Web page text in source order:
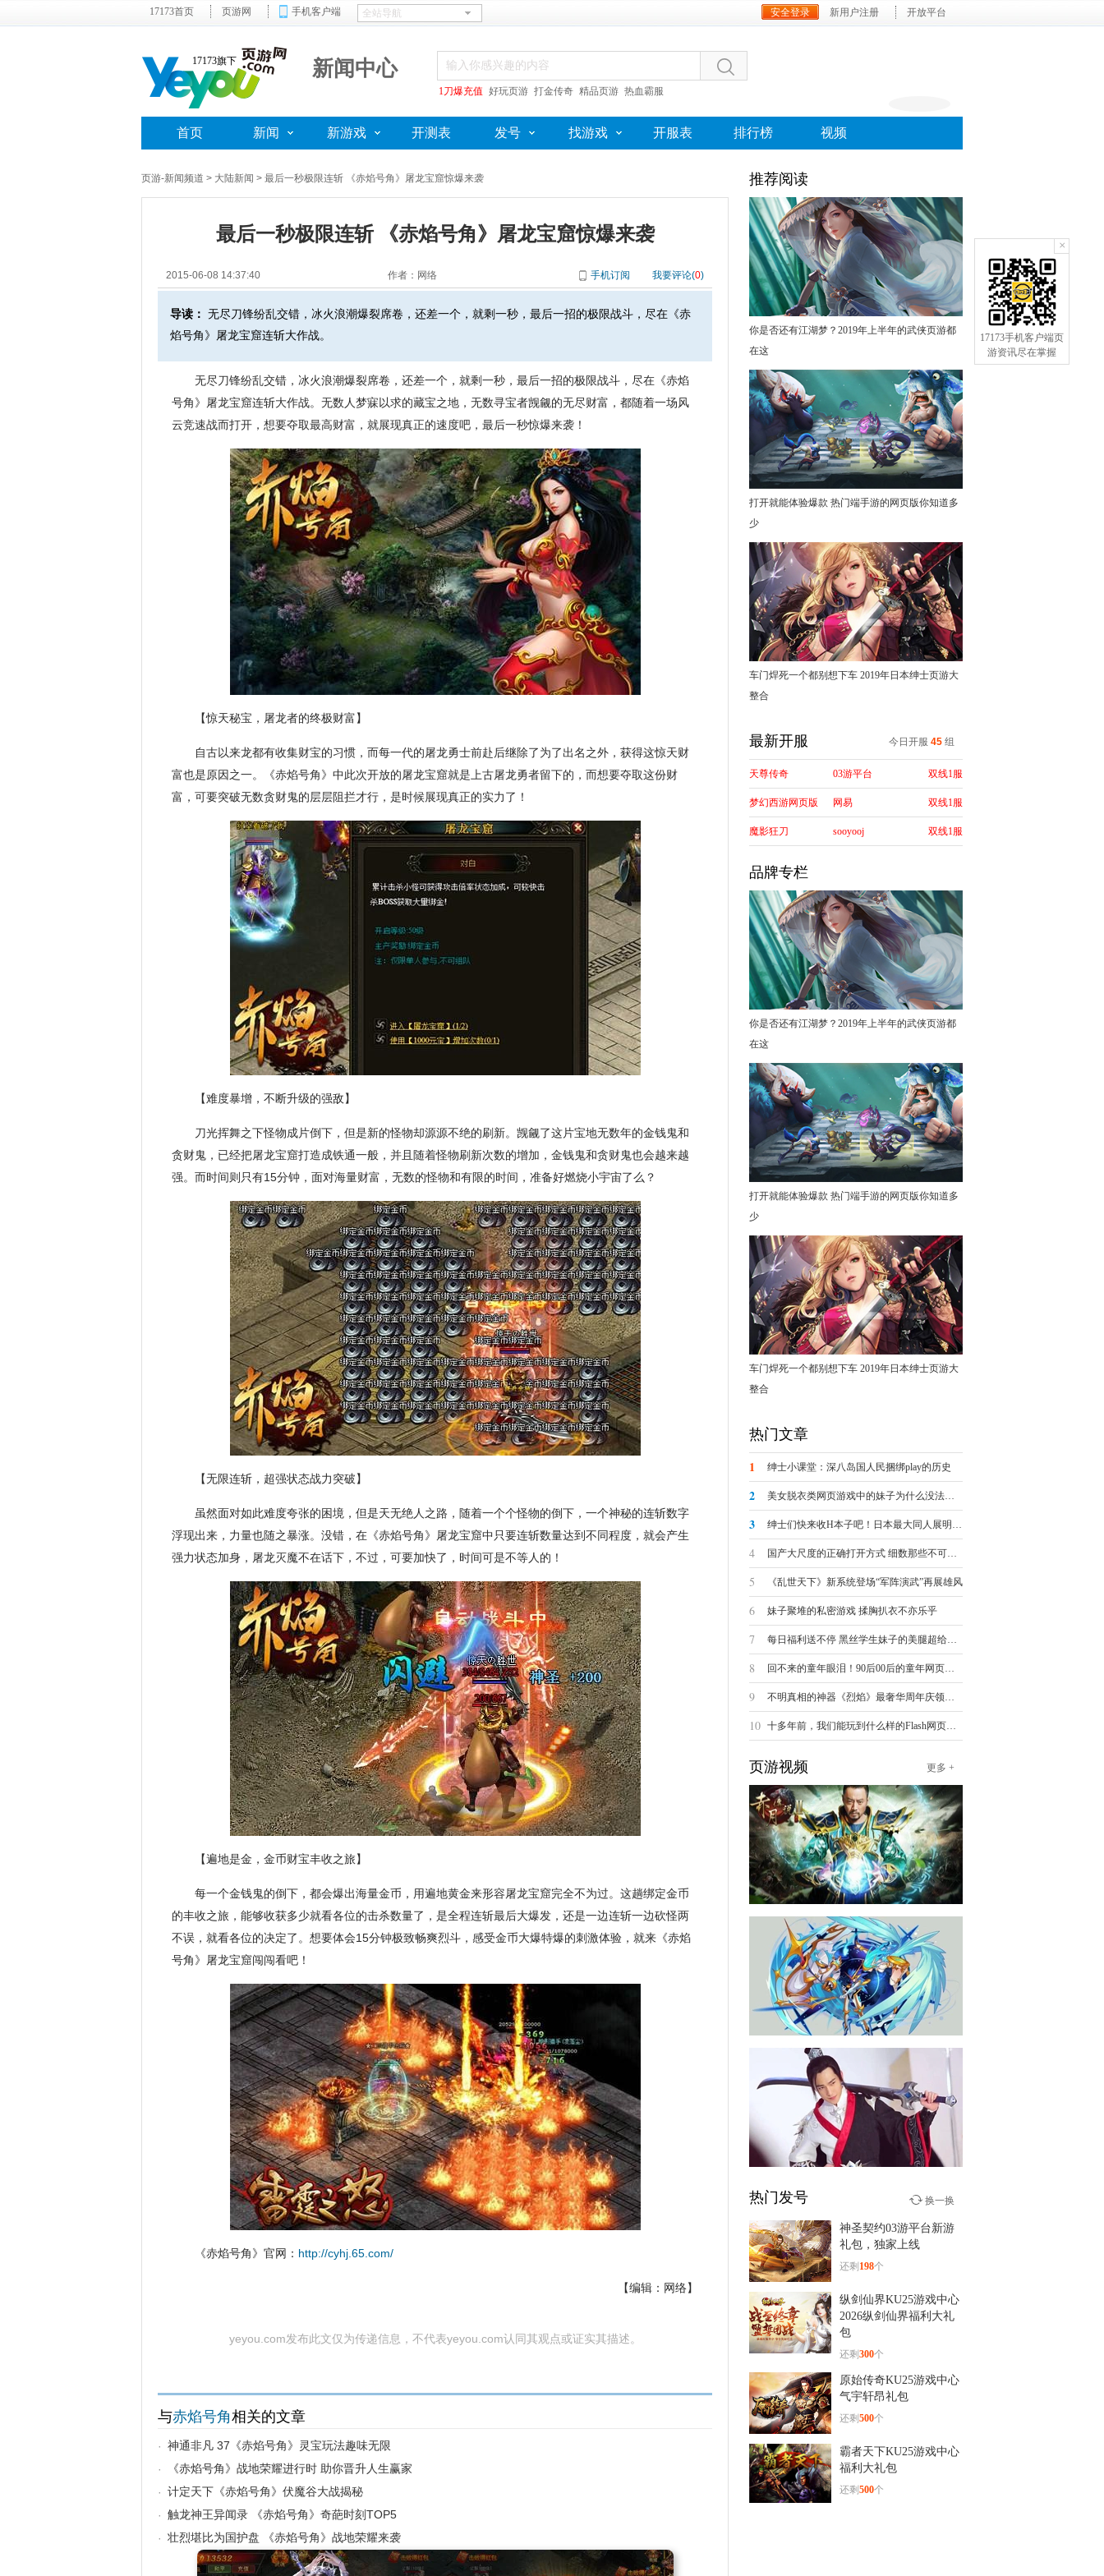
17173首页 页游网 手机客户端 安全登录 新用户注册 开放平台
17173旗下 新闻中心
1刀爆充值 好玩页游 打金传奇 精品页游 热血霸服
首页 新闻 新游戏 开测表 发号 找游戏 开服表 排行榜 视频
页游-新闻频道 > 大陆新闻 > 最后一秒极限连斩 《赤焰号角》屠龙宝窟惊爆来袭
最后一秒极限连斩 《赤焰号角》屠龙宝窟惊爆来袭
2015-06-08 14:37:40 作者：网络 手机订阅 我要评论(0)
导读： 无尽刀锋纷乱交错，冰火浪潮爆裂席卷，还差一个，就剩一秒，最后一招的极限战斗，尽在《赤
焰号角》屠龙宝窟连斩大作战。
无尽刀锋纷乱交错，冰火浪潮爆裂席卷，还差一个，就剩一秒，最后一招的极限战斗，尽在《赤焰
号角》屠龙宝窟连斩大作战。无数人梦寐以求的藏宝之地，无数寻宝者觊觎的无尽财富，都随着一场风
云竞速战而打开，想要夺取最高财富，就展现真正的速度吧，最后一秒惊爆来袭！
【惊天秘宝，屠龙者的终极财富】
自古以来龙都有收集财宝的习惯，而每一代的屠龙勇士前赴后继除了为了出名之外，获得这惊天财
富也是原因之一。《赤焰号角》中此次开放的屠龙宝窟就是上古屠龙勇者留下的，而想要夺取这份财
富，可要突破无数贪财鬼的层层阻拦才行，是时候展现真正的实力了！
【难度暴增，不断升级的强敌】
刀光挥舞之下怪物成片倒下，但是新的怪物却源源不绝的刷新。觊觎了这片宝地无数年的金钱鬼和
贪财鬼，已经把屠龙宝窟打造成铁通一般，并且随着怪物刷新次数的增加，金钱鬼和贪财鬼也会越来越
强。而时间则只有15分钟，面对海量财富，无数的怪物和有限的时间，准备好燃烧小宇宙了么？
【无限连斩，超强状态战力突破】
虽然面对如此难度夸张的困境，但是天无绝人之路，随着一个个怪物的倒下，一个神秘的连斩数字
浮现出来，力量也随之暴涨。没错，在《赤焰号角》屠龙宝窟中只要连斩数量达到不同程度，就会产生
强力状态加身，屠龙灭魔不在话下，不过，可要加快了，时间可是不等人的！
【遍地是金，金币财宝丰收之旅】
每一个金钱鬼的倒下，都会爆出海量金币，用遍地黄金来形容屠龙宝窟完全不为过。这趟绑定金币
的丰收之旅，能够收获多少就看各位的击杀数量了，是全程连斩最后大爆发，还是一边连斩一边砍怪两
不误，就看各位的决定了。想要体会15分钟极致畅爽烈斗，感受金币大爆特爆的刺激体验，就来《赤焰
号角》屠龙宝窟闯闯看吧！
《赤焰号角》官网： http://cyhj.65.com/
【编辑：网络】
yeyou.com发布此文仅为传递信息，不代表yeyou.com认同其观点或证实其描述。
与赤焰号角相关的文章
· 神通非凡 37《赤焰号角》灵宝玩法趣味无限
·
《赤焰号角》战地荣耀进行时 助你晋升人生赢家
· 计定天下《赤焰号角》伏魔谷大战揭秘
· 触龙神王异闻录 《赤焰号角》奇葩时刻TOP5
· 壮烈堪比为国护盘 《赤焰号角》战地荣耀来袭
推荐阅读
你是否还有江湖梦？2019年上半年的武侠页游都
在这
打开就能体验爆款 热门端手游的网页版你知道多
少
车门焊死一个都别想下车 2019年日本绅士页游大
整合
最新开服 今日开服 45 组
天尊传奇 03游平台 双线1服
梦幻西游网页版 网易 双线1服
魔影狂刀 sooyooj 双线1服
品牌专栏
你是否还有江湖梦？2019年上半年的武侠页游都
在这
打开就能体验爆款 热门端手游的网页版你知道多
少
车门焊死一个都别想下车 2019年日本绅士页游大
整合
热门文章
1 绅士小课堂：深八岛国人民捆绑play的历史
2 美女脱衣类网页游戏中的妹子为什么没法被脱光？
3 绅士们快来收H本子吧！日本最大同人展明日开幕
4 国产大尺度的正确打开方式 细数那些不可描述的羞羞页游
5 《乱世天下》新系统登场“军阵演武”再展雄风
6 妹子聚堆的私密游戏 揉胸扒衣不亦乐乎
7 每日福利送不停 黑丝学生妹子的美腿超给力诱惑
8 回不来的童年眼泪！90后00后的童年网页游戏大盘点
9 不明真相的神器《烈焰》最奢华周年庆领跑全球
10 十多年前，我们能玩到什么样的Flash网页小游戏？
页游视频 更多 +
赤月传说2
03-10
《赤月传说2》张涵予片场视
频
赛尔号
《赛尔号》天尊啸傲白虎介
绍＆实战
少年群侠传
12-29
杨洋古装新造型！《少年群
侠传》
热门发号
神圣契约03游平台新游
礼包，独家上线
还剩 198个
纵剑仙界KU25游戏中心
2026纵剑仙界福利大礼
包
还剩300个
原始传奇KU25游戏中心
气宇轩昂礼包
还剩500个
霸者天下KU25游戏中心
福利大礼包
还剩500个
换一换
×
17173手机客户端页
游资讯尽在掌握